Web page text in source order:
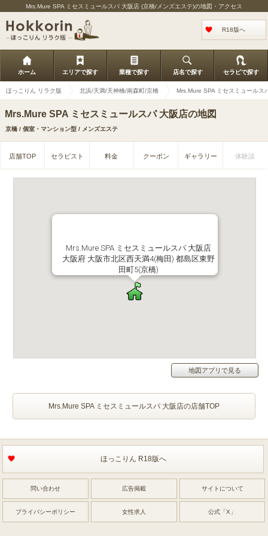
Mrs.Mure SPA ミセスミュールスパ 大阪店 (京橋/メンズエステ)の地図・アクセス
R18版へ
ホーム エリアで探す 業種で探す 店名で探す セラピで探す
ほっこりん リラク版 北浜/天満/天神橋/南森町/京橋 Mrs.Mure SPA ミセスミュールス
Mrs.Mure SPA ミセスミュールスパ 大阪店の地図
京橋 / 個室・マンション型 / メンズエステ
店舗TOP セラピスト 料金 クーポン ギャラリー 体験談
Mrs.Mure SPA ミセスミュールスパ 大阪店
大阪府 大阪市北区西天満4(梅田) 都島区東野
田町5(京橋)
地図アプリで見る
Mrs.Mure SPA ミセスミュールスパ 大阪店の店舗TOP
ほっこりん R18版へ
問い合わせ 広告掲載 サイトについて
プライバシーポリシー 女性求人 公式「X」